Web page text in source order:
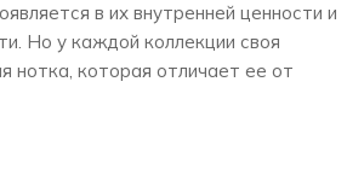
в их внутренней ценности и
Но у каждой коллекции своя
нотка, которая отличает ее от